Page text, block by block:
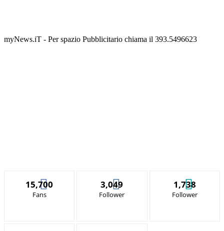
myNews.iT - Per spazio Pubblicitario chiama il 393.5496623
15,700
Fans
3,049
Follower
1,738
Follower